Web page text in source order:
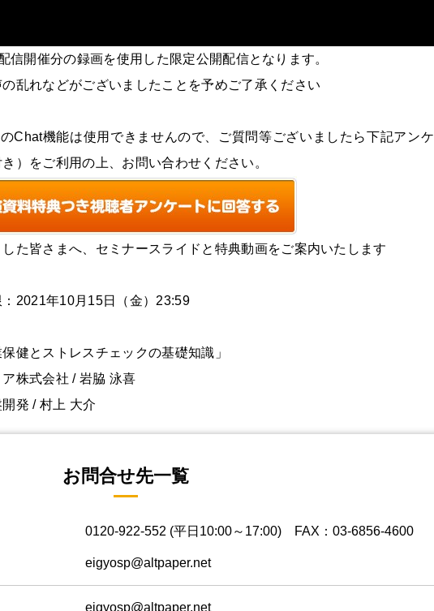
信開催分の録画を使用した限定公開配信となります。
乱れなどがございましたことを予めご了承ください
Chat機能は使用できませんので、ご質問等ございましたら下記アンケ
）をご利用の上、お問い合わせください。
た皆さまへ、セミナースライドと特典動画をご案内いたします
2021年10月15日（金）23:59
健とストレスチェックの基礎知識」
株式会社 / 岩脇 泳喜
発 / 村上 大介
お問合せ先一覧
0120-922-552 (平日10:00～17:00) FAX：03-6856-4600
eigyosp@altpaper.net
eigyosp@altpaper.net